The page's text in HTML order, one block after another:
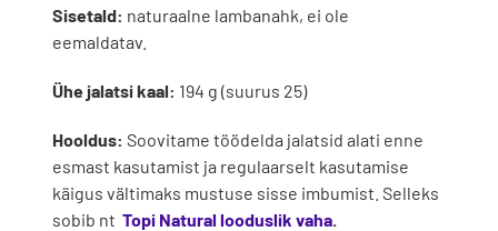
Sisetald: naturaalne lambanahk, ei ole
eemaldatav.
Ühe jalatsi kaal: 194 g (suurus 25)
Hooldus: Soovitame töödelda jalatsid alati enne
esmast kasutamist ja regulaarselt kasutamise
käigus vältimaks mustuse sisse imbumist. Selleks
sobib nt Topi Natural looduslik vaha.